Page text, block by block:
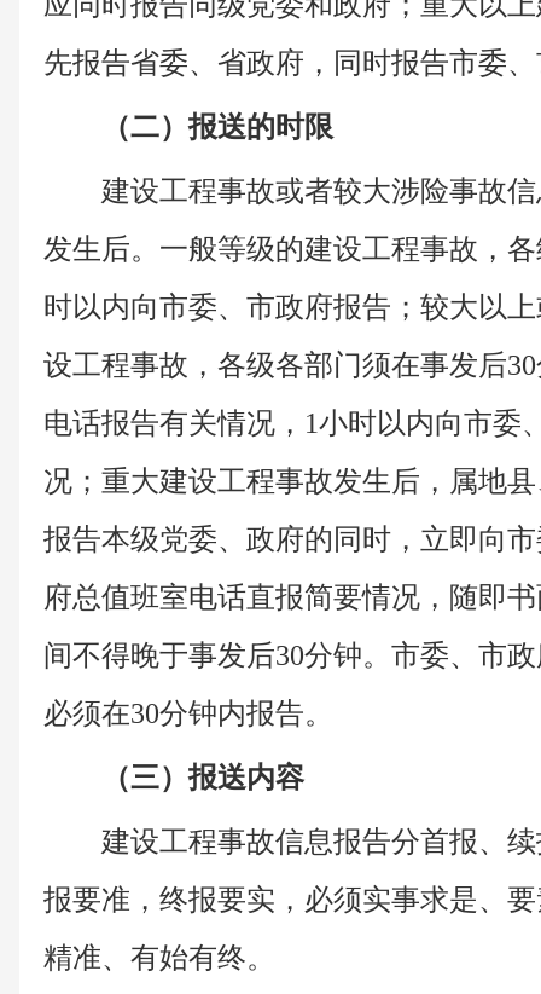
先报告省委、省政府，同时报告市委
（二）报送的时限
建设工程事故或者较大涉险事故
发生后。一般等级的建设工程事故，
时以内向市委、市政府报告；较大以
设工程事故，各级各部门须在事发后
电话报告有关情况，1小时以内向市委
况；重大建设工程事故发生后，属地
报告本级党委、政府的同时，立即向
府总值班室电话直报简要情况，随即
间不得晚于事发后30分钟。市委、市
必须在30分钟内报告。
（三）报送内容
建设工程事故信息报告分首报、
报要准，终报要实，必须实事求是、
精准、有始有终。